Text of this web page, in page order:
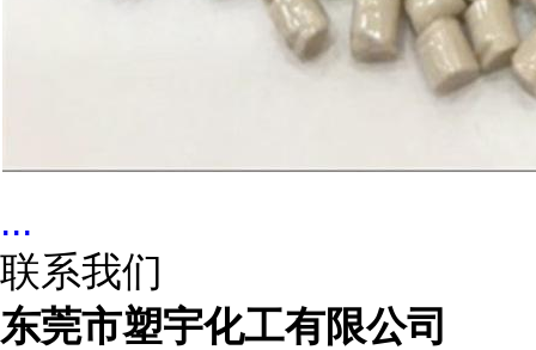
...
联系我们
东莞市塑宇化工有限公司